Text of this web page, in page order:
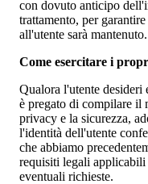
con dovuto anticipo
trattamento, per
all'utente sarà mantenuto.
Come esercitare i
Qualora l'utente
è pregato di compilare il
privacy e la sicurezza,
l'identità dell'utente
che abbiamo
requisiti legali applicabili
eventuali richieste.